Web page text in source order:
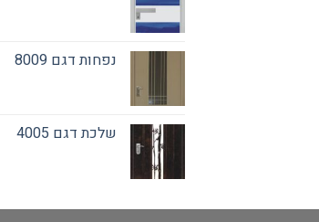
נפחות דגם 8009
שלכת דגם 4005